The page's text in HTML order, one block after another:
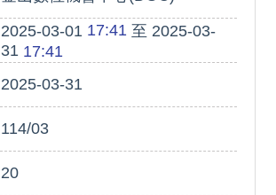
2025-03-01 17:41至 2025-03-
3117:41
2025-03-31
114/03
20